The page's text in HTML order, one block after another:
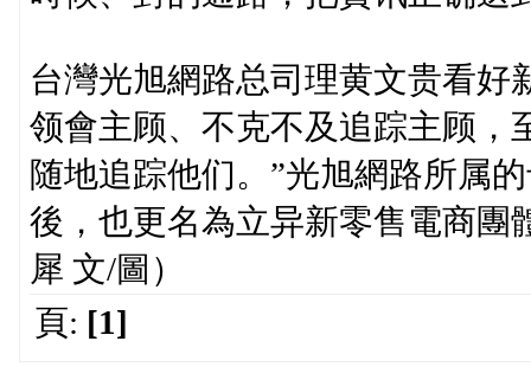
台灣光旭網路总司理黄文贵看好
领會主顾、不克不及追踪主顾，
随地追踪他们。”光旭網路所属
後，也更名為立异新零售電商團
犀 文/圖）
頁: [1]